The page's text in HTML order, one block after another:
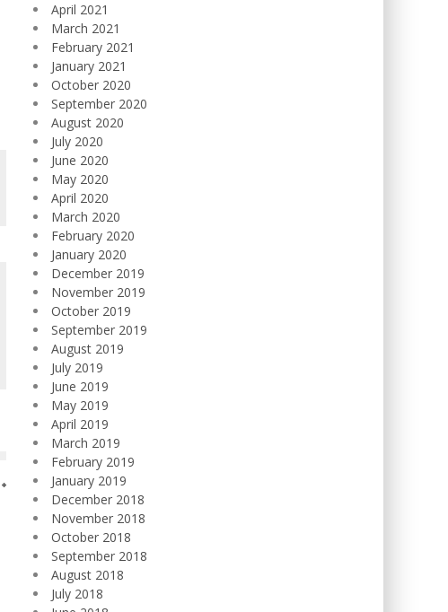
April 2021
March 2021
February 2021
January 2021
October 2020
September 2020
August 2020
July 2020
June 2020
May 2020
April 2020
March 2020
February 2020
January 2020
December 2019
November 2019
October 2019
September 2019
August 2019
July 2019
June 2019
May 2019
April 2019
March 2019
February 2019
January 2019
December 2018
November 2018
October 2018
September 2018
August 2018
July 2018